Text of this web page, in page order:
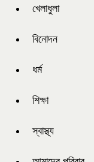
খেলাধুলা
বিনোদন
ধর্ম
শিক্ষা
স্বাস্থ্য